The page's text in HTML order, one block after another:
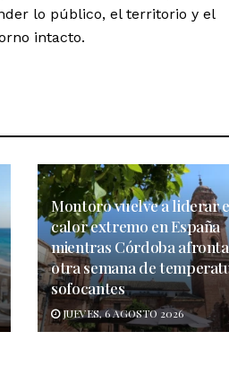
lo público, el territorio y el
intacto.
Montoro vuelve a liderar
calor extremo en España
mientras Córdoba afronta
otra semana de
sofocantes
JUEVES, 6 AGOSTO 2026